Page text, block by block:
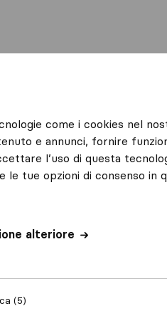
Cosa dicono i clienti
Professionalità (1)
come i cookies nel
e annunci, fornire
l’uso di questa
tue opzioni di consenso in
alteriore
(5)